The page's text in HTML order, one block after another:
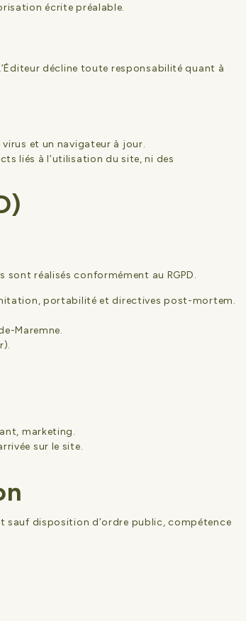
écrite préalable.
décline toute responsabilité quant à
virus et un navigateur à jour.
liés à l’utilisation du site, ni des
réalisés conformément au RGPD.
portabilité et directives post-mortem.
Maremne.
).
marketing.
sur le site.
sauf disposition d’ordre public, compétence